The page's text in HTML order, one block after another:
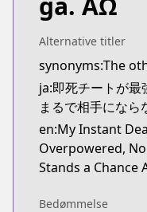
Alternative titler
ja:即死チートが
まるで相手になら
en:My Instant
Overpowered,
Stands a
Bedømmelse